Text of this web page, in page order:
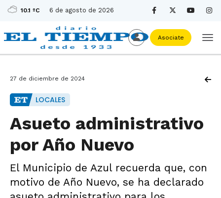
10.1 ºC 6 de agosto de 2026
Asociate
27 de diciembre de 2024
LOCALES
Asueto administrativo
por Año Nuevo
El Municipio de Azul recuerda que, con
motivo de Año Nuevo, se ha declarado